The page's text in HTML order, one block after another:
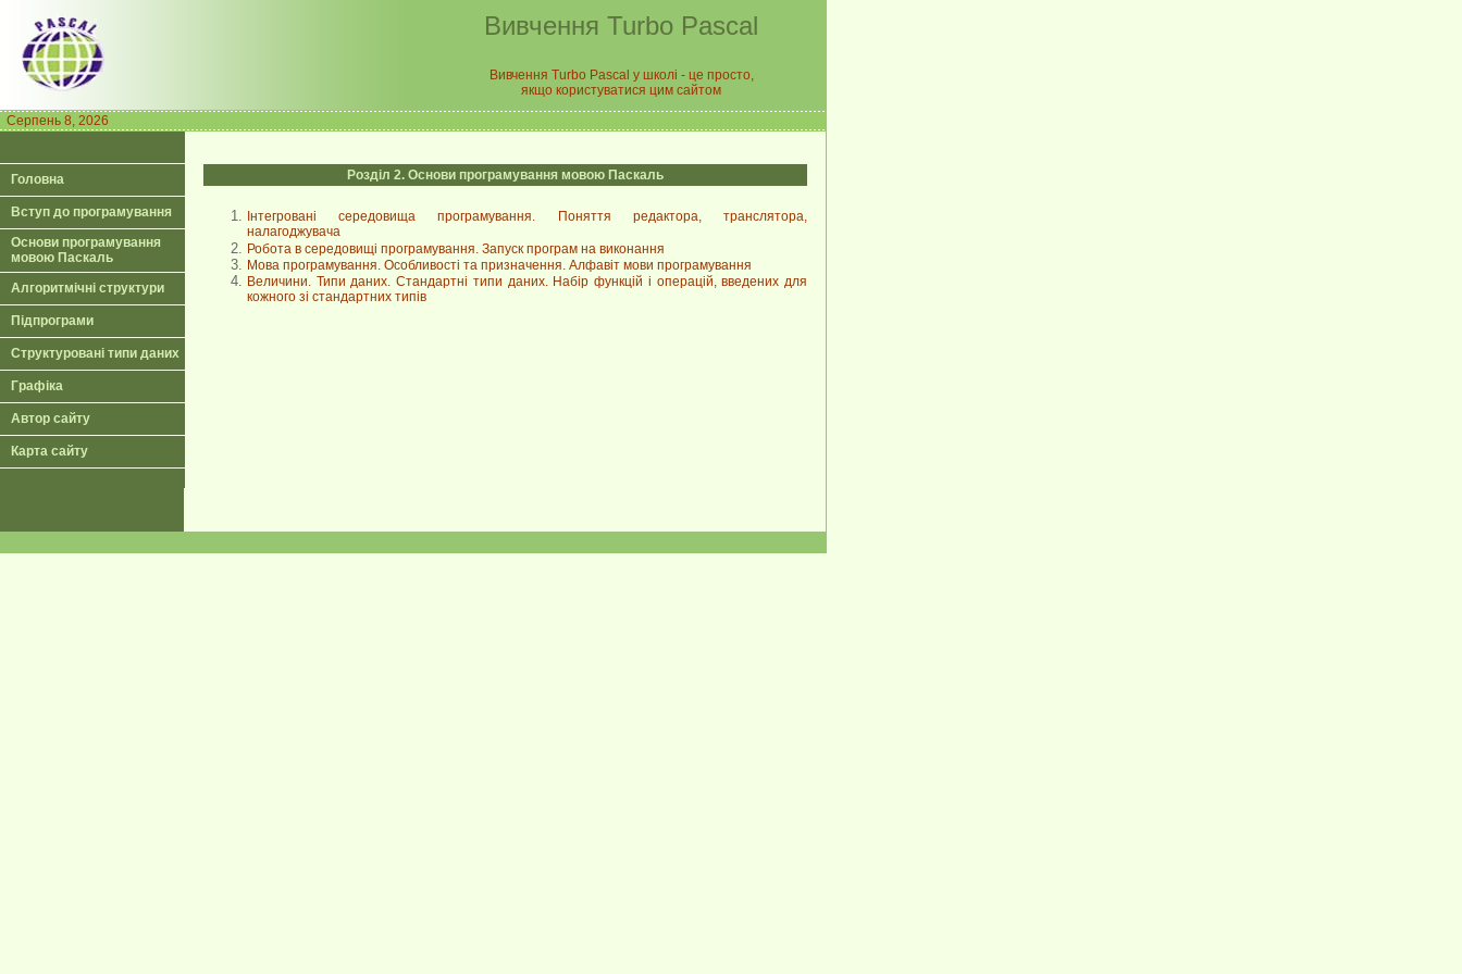
Вивчення Turbo Pascal
Вивчення Turbo Pascal у школі - це просто,
якщо користуватися цим сайтом
Серпень 8, 2026
Головна
Вступ до програмування
Основи програмування
мовою Паскаль
Алгоритмічні структури
Підпрограми
Структуровані типи даних
Графіка
Автор сайту
Карта сайту
Розділ 2. Основи програмування мовою Паскаль
Інтегровані середовища програмування. Поняття редактора, транслятора,
налагоджувача
Робота в середовищі програмування. Запуск програм на виконання
Мова програмування. Особливості та призначення. Алфавіт мови програмування
Величини. Типи даних. Стандартні типи даних. Набір функцій і операцій, введених для
кожного зі стандартних типів